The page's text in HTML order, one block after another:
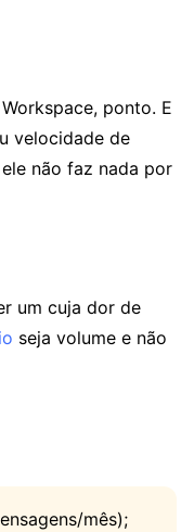
ponto. E
velocidade de
não faz nada por
um cuja dor de
seja volume e não
mês);